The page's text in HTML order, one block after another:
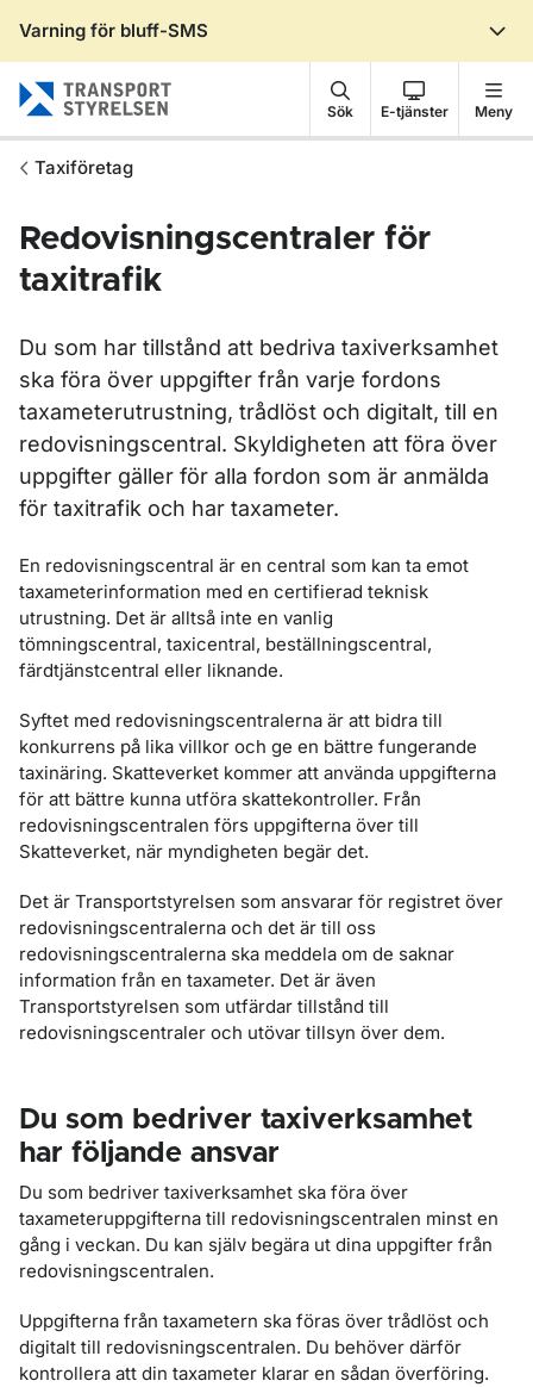
Varning för bluff-SMS
Sök E-tjänster Meny
Taxiföretag
Redovisningscentraler för
taxitrafik
Du som har tillstånd att bedriva taxiverksamhet
ska föra över uppgifter från varje fordons
taxameterutrustning, trådlöst och digitalt, till en
redovisningscentral. Skyldigheten att föra över
uppgifter gäller för alla fordon som är anmälda
för taxitrafik och har taxameter.
En redovisningscentral är en central som kan ta emot
taxameterinformation med en certifierad teknisk
utrustning. Det är alltså inte en vanlig
tömningscentral, taxicentral, beställningscentral,
färdtjänstcentral eller liknande.
Syftet med redovisningscentralerna är att bidra till
konkurrens på lika villkor och ge en bättre fungerande
taxinäring. Skatteverket kommer att använda uppgifterna
för att bättre kunna utföra skattekontroller. Från
redovisningscentralen förs uppgifterna över till
Skatteverket, när myndigheten begär det.
Det är Transportstyrelsen som ansvarar för registret över
redovisningscentralerna och det är till oss
redovisningscentralerna ska meddela om de saknar
information från en taxameter. Det är även
Transportstyrelsen som utfärdar tillstånd till
redovisningscentraler och utövar tillsyn över dem.
Du som bedriver taxiverksamhet
har följande ansvar
Du som bedriver taxiverksamhet ska föra över
taxameteruppgifterna till redovisningscentralen minst en
gång i veckan. Du kan själv begära ut dina uppgifter från
redovisningscentralen.
Uppgifterna från taxametern ska föras över trådlöst och
digitalt till redovisningscentralen. Du behöver därför
kontrollera att din taxameter klarar en sådan överföring.